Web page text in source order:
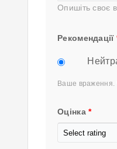
Опишіть своє
Рекомендації
Ваше враження.
Оцінка*